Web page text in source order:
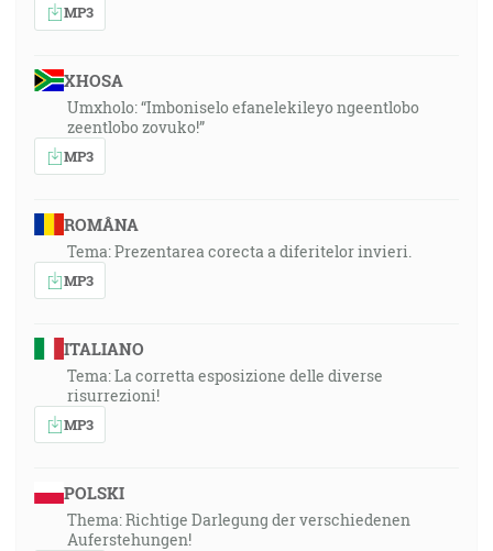
MP3
XHOSA
Umxholo: “Imboniselo efanelekileyo ngeentlobo
zeentlobo zovuko!”
MP3
ROMÂNA
Tema: Prezentarea corecta a diferitelor invieri.
MP3
ITALIANO
Tema: La corretta esposizione delle diverse
risurrezioni!
MP3
POLSKI
Thema: Richtige Darlegung der verschiedenen
Auferstehungen!